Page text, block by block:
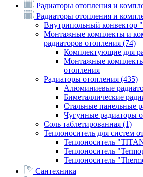
Радиаторы отопления и
Радиаторы отопления и
Внутрипольный конвектор
Монтажные комплекты и
радиаторов отопления (74)
Комплектующие для
Монтажные
отопления
Радиаторы отопления (435)
Алюминиевые
Биметаллические
Стальные панельные
Чугунные радиаторы
Соль таблетированная (1)
Теплоноситель для систем
Теплоноситель
Теплоноситель
Теплоноситель
Сантехника